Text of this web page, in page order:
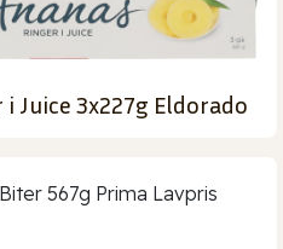
Juice 3x227g Eldorado